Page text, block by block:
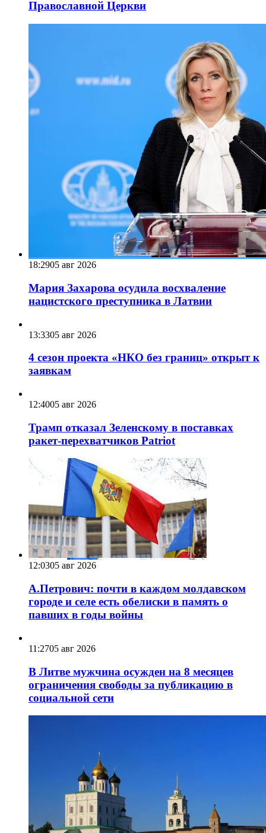
Православной Церкви
18:2905 авг 2026
Мария Захарова осудила восхваление
нацистского преступника в Латвии
13:3305 авг 2026
4 сезон проекта «НКО без границ» открыт к
заявкам
12:4005 авг 2026
Трамп отказал Зеленскому в поставках
ракет-перехватчиков Patriot
12:0305 авг 2026
А.Петрович: почти в каждом молдавском
городе и селе есть обелиски в память о
павших в годы войны
11:2705 авг 2026
В Литве мужчина осужден на 8 месяцев
ограничения свободы за публикацию в
социальной сети